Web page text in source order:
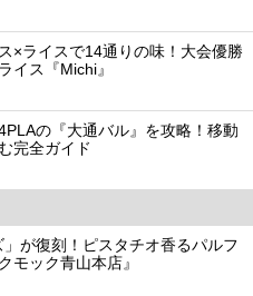
×ライスで14通りの味！大会優勝
イス『Michi』
の『大通バル』を攻略！移動
完全ガイド
が復刻！ピスタチオ香るパルフ
モック青山本店』